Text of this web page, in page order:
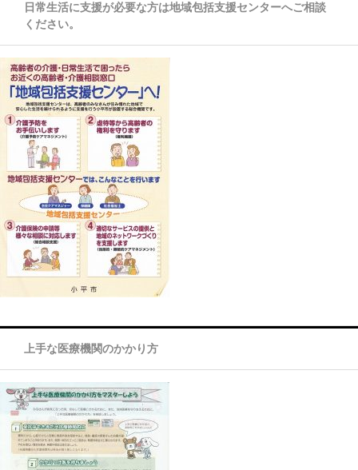
日常生活に支援が必要な方は地域包括支援センターへご相談
ください。
上手な医療機関のかかり方